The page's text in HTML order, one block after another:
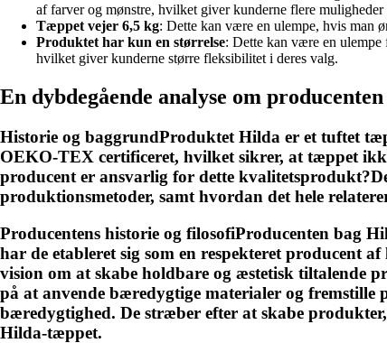
af farver og mønstre, hvilket giver kunderne flere muligheder
Tæppet vejer 6,5 kg: Dette kan være en ulempe, hvis man
Produktet har kun en størrelse: Dette kan være en ulempe
hvilket giver kunderne større fleksibilitet i deres valg.
En dybdegående analyse om
Historie og baggrundProduktet Hilda er et tuftet
OEKO-TEX certificeret, hvilket sikrer, at tæppet
producent er ansvarlig for dette
produktionsmetoder, samt hvordan det hele
Producentens historie og filosofiProducenten bag
har de etableret sig som en respekteret producent
vision om at skabe holdbare og æstetisk tiltalende
på at anvende bæredygtige materialer og
bæredygtighed. De stræber efter at skabe
Hilda-tæppet.